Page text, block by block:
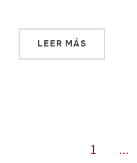
LEER MÁS
1 …